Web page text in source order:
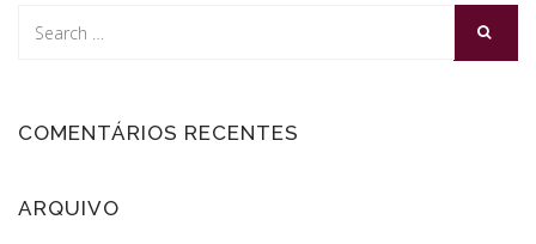
COMENTÁRIOS RECENTES
ARQUIVO